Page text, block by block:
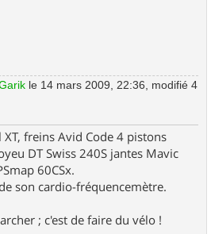
le 14 mars 2009, 22:36, modifié 4
freins Avid Code 4 pistons
DT Swiss 240S jantes Mavic
60CSx.
son cardio-fréquencemètre.
; c'est de faire du vélo !